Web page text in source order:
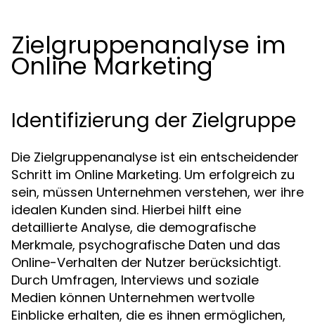
Zielgruppenanalyse im
Online Marketing
Identifizierung der Zielgruppe
Die Zielgruppenanalyse ist ein entscheidender
Schritt im Online Marketing. Um erfolgreich zu
sein, müssen Unternehmen verstehen, wer ihre
idealen Kunden sind. Hierbei hilft eine
detaillierte Analyse, die demografische
Merkmale, psychografische Daten und das
Online-Verhalten der Nutzer berücksichtigt.
Durch Umfragen, Interviews und soziale
Medien können Unternehmen wertvolle
Einblicke erhalten, die es ihnen ermöglichen,